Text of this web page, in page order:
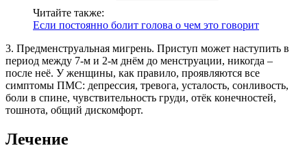
Читайте также:
Если постоянно болит голова о чем это говорит
3. Предменструальная мигрень. Приступ может наступить в
период между 7-м и 2-м днём до менструации, никогда –
после неё. У женщины, как правило, проявляются все
симптомы ПМС: депрессия, тревога, усталость, сонливость,
боли в спине, чувствительность груди, отёк конечностей,
тошнота, общий дискомфорт.
Лечение